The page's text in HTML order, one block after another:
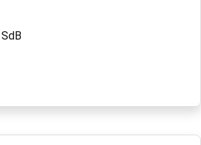
SdB